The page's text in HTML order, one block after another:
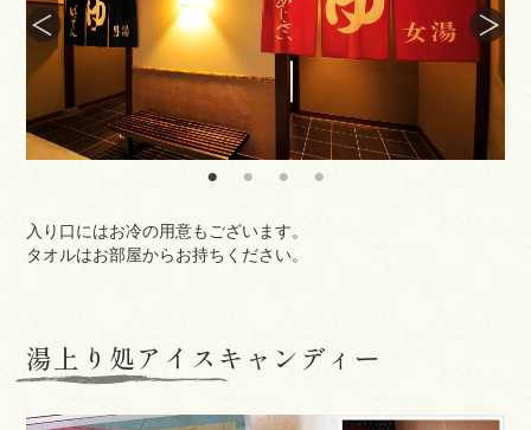
入り口にはお冷の用意もございます。
タオルはお部屋からお持ちください。
湯上り処アイスキャンディー